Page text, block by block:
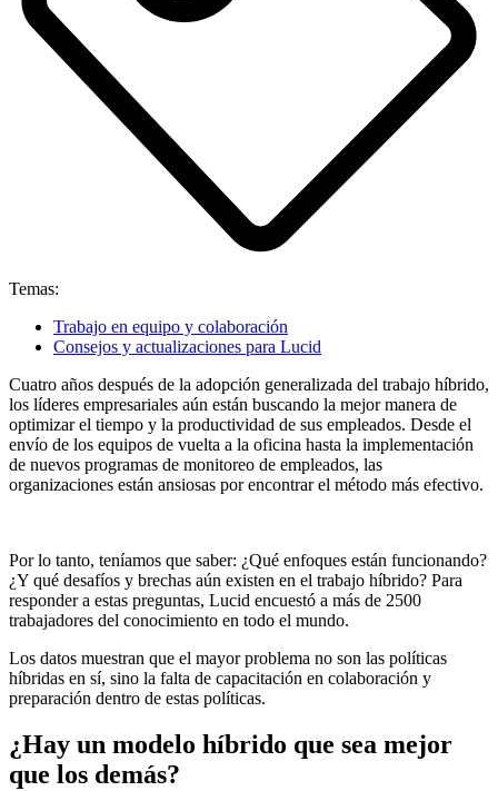
Temas:
Trabajo en equipo y colaboración
Consejos y actualizaciones para Lucid
Cuatro años después de la adopción generalizada del trabajo híbrido,
los líderes empresariales aún están buscando la mejor manera de
optimizar el tiempo y la productividad de sus empleados. Desde el
envío de los equipos de vuelta a la oficina hasta la implementación
de nuevos programas de monitoreo de empleados, las
organizaciones están ansiosas por encontrar el método más efectivo.
Por lo tanto, teníamos que saber: ¿Qué enfoques están funcionando?
¿Y qué desafíos y brechas aún existen en el trabajo híbrido? Para
responder a estas preguntas, Lucid encuestó a más de 2500
trabajadores del conocimiento en todo el mundo.
Los datos muestran que el mayor problema no son las políticas
híbridas en sí, sino la falta de capacitación en colaboración y
preparación dentro de estas políticas.
¿Hay un modelo híbrido que sea mejor
que los demás?